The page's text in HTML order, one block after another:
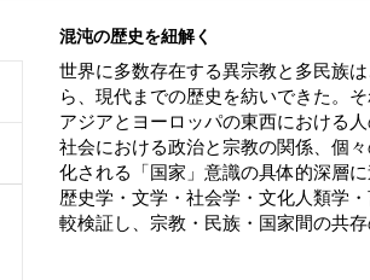
混沌の歴史を紐解く
世界に多数存在する異宗教と多民族
ら、現代までの歴史を紡いできた。
アジアとヨーロッパの東西における
社会における政治と宗教の関係、個
化される「国家」意識の具体的深層に
歴史学・文学・社会学・文化人類学
較検証し、宗教・民族・国家間の共存